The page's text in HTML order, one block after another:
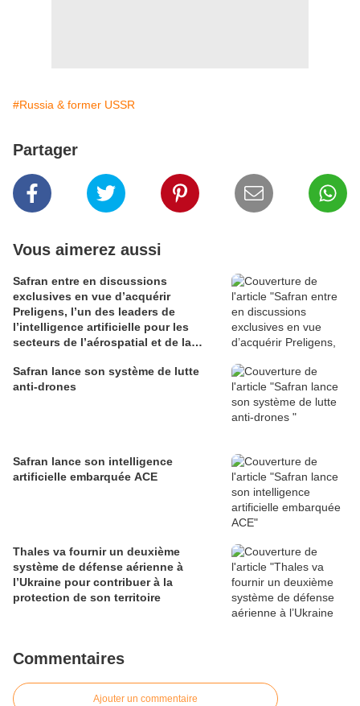
#Russia & former USSR
Partager
Vous aimerez aussi
Safran entre en discussions
exclusives en vue d’acquérir
Preligens, l’un des leaders de
l’intelligence artificielle pour les
secteurs de l’aérospatial et de la
Safran lance son système de lutte
anti-drones
Safran lance son intelligence
artificielle embarquée ACE
Thales va fournir un deuxième
système de défense aérienne à
l’Ukraine pour contribuer à la
protection de son territoire
Commentaires
Ajouter un commentaire